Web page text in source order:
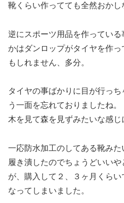
靴くらい作ってても全然おかし
逆にスポーツ用品を作ってい
かはダンロップがタイヤを作
もしれません、多分。
タイヤの事ばかりに目が行っ
う一面を忘れておりましたね。
木を見て森を見ずみたいな感じ
一応防水加工のしてある靴み
履き潰したのでちょうどいい
が、購入して２、３ヶ月くら
なってしまいました。